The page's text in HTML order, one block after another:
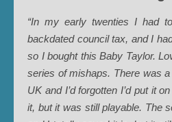
“In my early twenties I had
backdated council tax, and I
so I bought this Baby Taylor.
series of mishaps. There was
UK and I’d forgotten I’d put it
it, but it was still playable. The